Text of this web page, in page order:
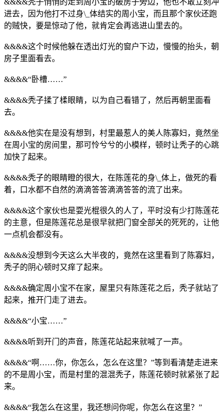
进去，因为他打不过身\_体结实的周小宝，而且那个家伙还跑
的贼快，要是惊动了他，就肯定会再逃进山里去的。
&&&&这个时候他躲在透出灯光的窗户下边，慢慢的抬头，朝
房子里面看去。
&&&&“卧槽……”
&&&&秃子揉了楺眼睛，以为自己看错了，然后再朝里面看
去。
&&&&他实在是没有想到，村里最惹人的美人陈寡妇，竟然坐
在周小宝的房间里，那可怜兮兮的小模样，顿时让秃子的心跳
加快了起来。
&&&&秃子的眼睛瞪的很大，在陈莲花的身\_体上，做死的看
着，口水都不自然的滴滴答答滴滴答答的流了出来。
&&&&这个家伙也是耍光棍很久的人了，平时没有少打陈莲花
的主意，但是陈莲花总是很早就把门窗全部关的死死的，让他
一点机会都没有。
&&&&没想到今天这么大半夜的，竟然在这里看到了陈寡妇，
秃子的阴心顿时又痒了起来。
&&&&确定周小宝不在家，屋里只有陈莲花之后，秃子就站了
起来，推开门走了进去。
&&&&“小宝……”
&&&&听到开门的声音，陈莲花站起来就喊了一声。
&&&&“啊……你，你怎么，怎么在这里？”等到看清楚走进来
的不是周小宝，而是村里的混混秃子，陈莲花顿时就紧张了起
来。
&&&&“我怎么在这里，我还想问你呢，你怎么在这里？”